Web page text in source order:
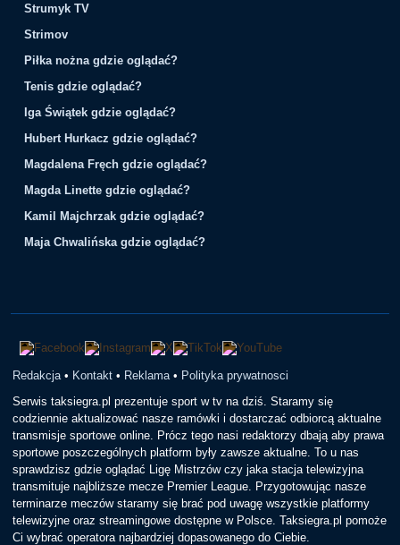
Strumyk TV
Strimov
Piłka nożna gdzie oglądać?
Tenis gdzie oglądać?
Iga Świątek gdzie oglądać?
Hubert Hurkacz gdzie oglądać?
Magdalena Fręch gdzie oglądać?
Magda Linette gdzie oglądać?
Kamil Majchrzak gdzie oglądać?
Maja Chwalińska gdzie oglądać?
Redakcja • Kontakt • Reklama • Polityka prywatnosci
Serwis taksiegra.pl prezentuje sport w tv na dziś. Staramy się
codziennie aktualizować nasze ramówki i dostarczać odbiorcą aktualne
transmisje sportowe online. Prócz tego nasi redaktorzy dbają aby prawa
sportowe poszczególnych platform były zawsze aktualne. To u nas
sprawdzisz gdzie oglądać Ligę Mistrzów czy jaka stacja telewizyjna
transmituje najbliższe mecze Premier League. Przygotowując nasze
terminarze meczów staramy się brać pod uwagę wszystkie platformy
telewizyjne oraz streamingowe dostępne w Polsce. Taksiegra.pl pomoże
Ci wybrać operatora najbardziej dopasowanego do Ciebie.